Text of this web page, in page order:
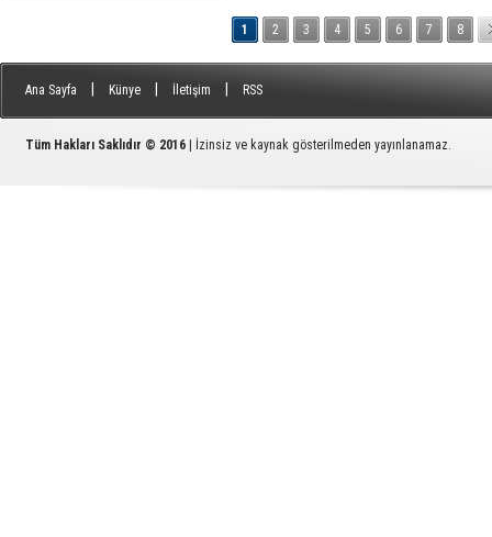
1 2 3 4 5 6 7 8
Ana Sayfa Künye İletişim RSS
Tüm Hakları Saklıdır © 2016 | İzinsiz ve kaynak gösterilmeden yayınlanamaz.